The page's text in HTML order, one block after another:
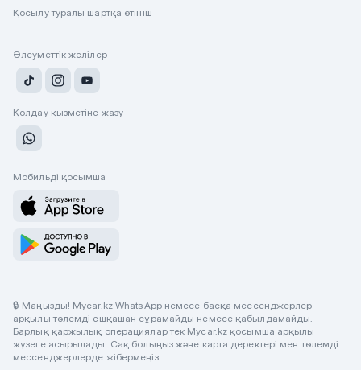
Қосылу туралы шартқа өтініш
Әлеуметтік желілер
Қолдау қызметіне жазу
Мобильді қосымша
🔒 Маңызды! Mycar.kz WhatsApp немесе басқа мессенджерлер
арқылы төлемді ешқашан сұрамайды немесе қабылдамайды.
Барлық қаржылық операциялар тек Mycar.kz қосымша арқылы
жүзеге асырылады. Сақ болыңыз және карта деректері мен төлемді
мессенджерлерде жібермеңіз.